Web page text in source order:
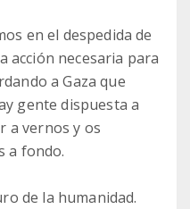
en el despedida de
acción necesaria para
a Gaza que
gente dispuesta a
a vernos y os
a fondo.
de la humanidad.